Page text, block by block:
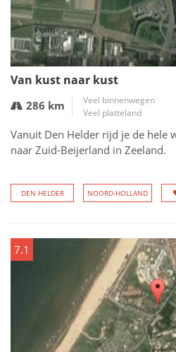
Van kust naar kust
286 km
Veel binnenwegen
Veel platteland
Vanuit Den Helder rijd je de hele
naar Zuid-Beijerland in Zeeland.
DEN HELDER NOORD-HOLLAND
7.1